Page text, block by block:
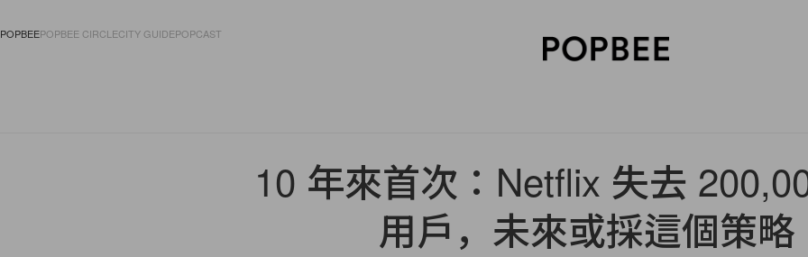
POPBEEPOPBEE CIRCLECITY GUIDEPOPCAST
10 年來首次：Netflix 失去
用戶，未來或採這個策略